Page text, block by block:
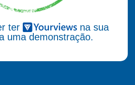
ter
na sua
uma demonstração.